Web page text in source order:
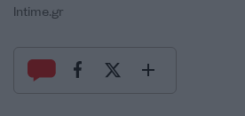
Intime.gr